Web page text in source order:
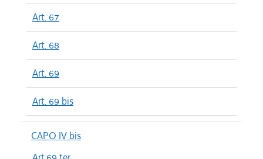
Art. 67
Art. 68
Art. 69
Art. 69 bis
CAPO IV bis